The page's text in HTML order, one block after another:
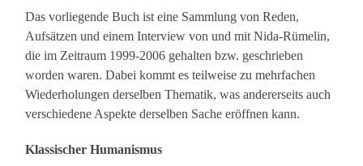
Das vorliegende Buch ist eine Sammlung von Reden,
Aufsätzen und einem Interview von und mit Nida-Rümelin,
die im Zeitraum 1999-2006 gehalten bzw. geschrieben
worden waren. Dabei kommt es teilweise zu mehrfachen
Wiederholungen derselben Thematik, was andererseits auch
verschiedene Aspekte derselben Sache eröffnen kann.
Klassischer Humanismus